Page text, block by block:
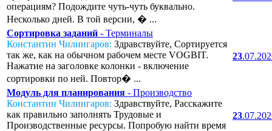
операциям? Подождите чуть-чуть буквально.
Несколько дней. В той версии, � ...
Сортировка заданий - Терминалы
Константин Чилингаров: Здравствуйте, Сортируется
так же, как на обычном рабочем месте VOGBIT.
Нажатие на заголовке колонки - включение
сортировки по ней. Повтор� ...
23
Модуль для планирования - Производство
Константин Чилингаров: Здравствуйте, Расскажите
как правильно заполнять Трудовые и
Производственные ресурсы. Попробую найти время
23